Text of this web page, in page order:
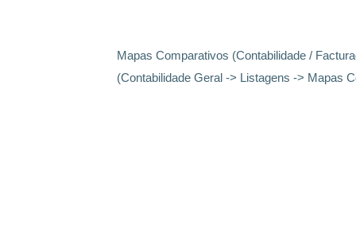
Mapas Comparativos (Contabilidade /
(Contabilidade Geral -> Listagens -> Mapas